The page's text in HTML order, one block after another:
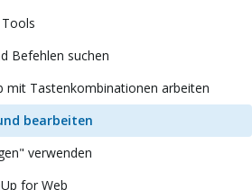
Befehlen suchen
mit Tastenkombinationen arbeiten
bearbeiten
verwenden
for Web